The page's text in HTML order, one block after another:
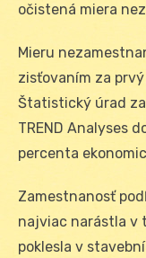
očistená miera
Mieru
zisťovaním za
Štatistický úrad
TREND Analyses
percenta
Zamestnanosť
najviac narástla v
poklesla v